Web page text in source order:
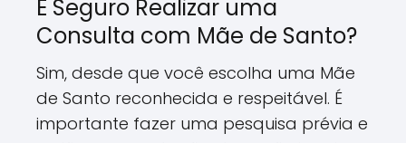
É Seguro Realizar uma
Consulta com Mãe de Santo?
Sim, desde que você escolha uma Mãe
de Santo reconhecida e respeitável. É
importante fazer uma pesquisa prévia e